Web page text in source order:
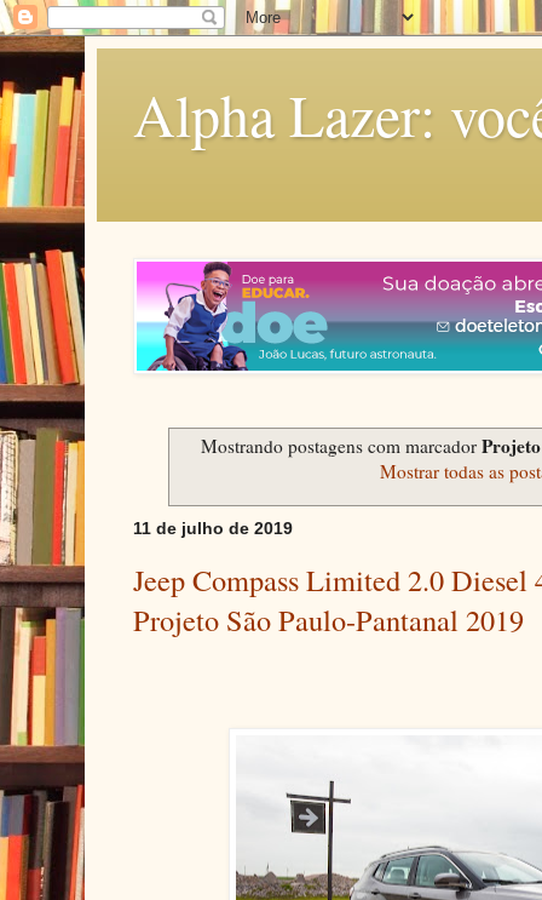
Alpha Lazer:
Mostrando postagens com marcador
Mostrar todas as
11 de julho de 2019
Jeep Compass Limited 2.0 Diesel
Projeto São Paulo-Pantanal 2019